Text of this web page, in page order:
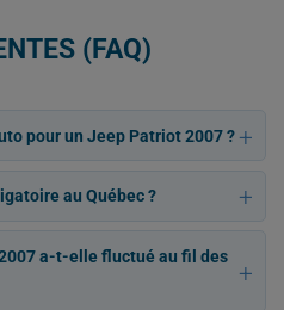
(FAQ)
pour un Jeep Patriot 2007 ?
au Québec ?
a-t-elle fluctué au fil des